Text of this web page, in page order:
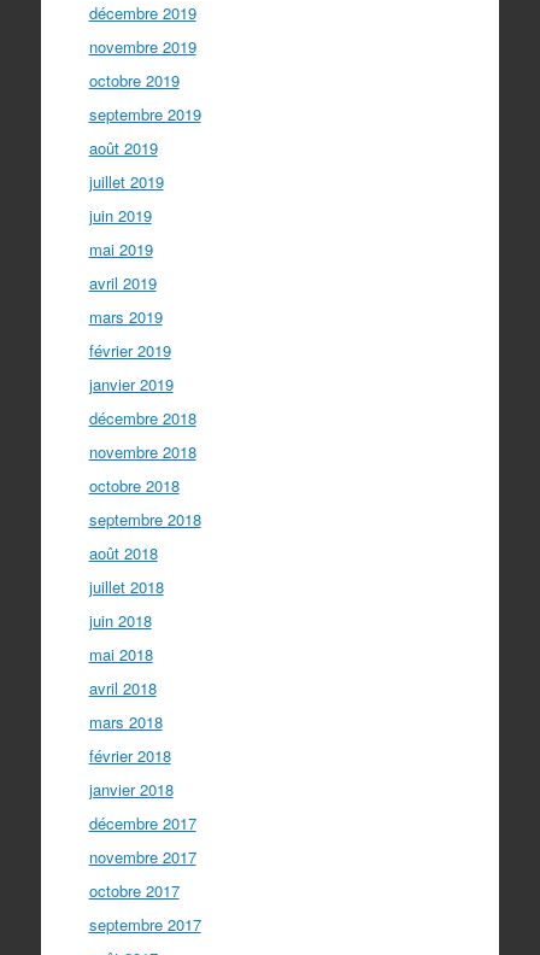
décembre 2019
novembre 2019
octobre 2019
septembre 2019
août 2019
juillet 2019
juin 2019
mai 2019
avril 2019
mars 2019
février 2019
janvier 2019
décembre 2018
novembre 2018
octobre 2018
septembre 2018
août 2018
juillet 2018
juin 2018
mai 2018
avril 2018
mars 2018
février 2018
janvier 2018
décembre 2017
novembre 2017
octobre 2017
septembre 2017